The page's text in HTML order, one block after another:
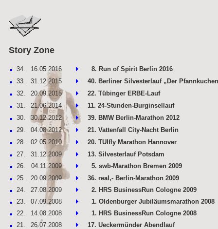
Story Zone
34. 16.05.2016
8. Run of Spirit Berlin 2016
33.
31.12.2015
40. Berliner Silvesterlauf „Der
32.
20.09.2015
22. Tübinger ERBE-Lauf
31.
21.06.2014
11. 24-Stunden-Burginsellauf
30.
30.12.2012
39. BMW Berlin-Marathon 2012
29.
04.08.2012
21. Vattenfall City-Nacht Berlin
28.
02.05.2010
20. TUIfly Marathon Hannover
27.
31.12.2009
13. Silvesterlauf Potsdam
26.
04.11.2009
5. swb-Marathon Bremen 2009
25.
20.09.2009
36. real,- Berlin-Marathon 2009
24.
27.08.2009
2. HRS BusinessRun Cologne 2009
23.
07.09.2008
1. Oldenburger Jubiläumsmarathon 2008
22.
14.08.2008
1. HRS BusinessRun Cologne 2008
21.
26.07.2008
17. Ueckermünder Abendlauf